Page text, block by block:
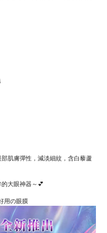
肌膚彈性，減淡細紋，含白藜蘆
大眼神器～💕
用の眼膜